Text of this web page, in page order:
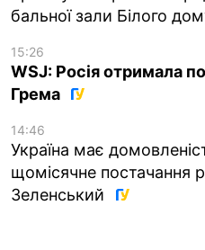
бальної зали Білого
15:26
WSJ: Росія отримала
Грема
14:46
Україна має
щомісячне постачання
Зеленський